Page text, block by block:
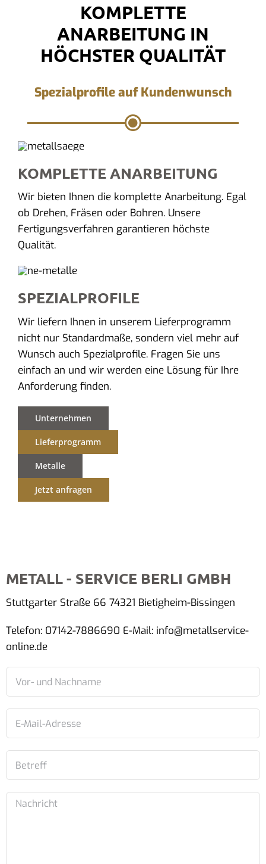
KOMPLETTE
ANARBEITUNG IN
HÖCHSTER QUALITÄT
Spezialprofile auf Kundenwunsch
KOMPLETTE ANARBEITUNG
Wir bieten Ihnen die komplette Anarbeitung. Egal
ob Drehen, Fräsen oder Bohren. Unsere
Fertigungsverfahren garantieren höchste
Qualität.
SPEZIALPROFILE
Wir liefern Ihnen in unserem Lieferprogramm
nicht nur Standardmaße, sondern viel mehr auf
Wunsch auch Spezialprofile. Fragen Sie uns
einfach an und wir werden eine Lösung für Ihre
Anforderung finden.
Unternehmen
Lieferprogramm
Metalle
Jetzt anfragen
METALL - SERVICE BERLI GMBH
Stuttgarter Straße 66 74321 Bietigheim-Bissingen
Telefon: 07142-7886690 E-Mail: info@metallservice-
online.de